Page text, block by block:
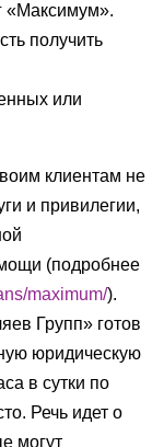
Português
«Максимум».
получить
или
клиентам не
и привилегии,
(подробнее
maximum/).
Групп» готов
юридическую
в сутки по
Речь идет о
могут